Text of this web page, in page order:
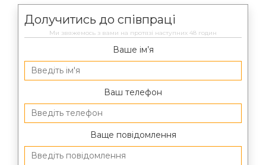
Долучитись до співпраці
Ми звяжемось з вами на протязі наступних 48 годин
Ваше ім’я
Ваш телефон
Ваще повідомлення